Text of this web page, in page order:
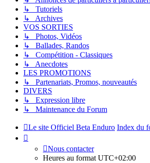
↳ Tutoriels
↳ Archives
VOS SORTIES
↳ Photos, Vidéos
↳ Ballades, Randos
↳ Compétition - Classiques
↳ Anecdotes
LES PROMOTIONS
↳ Partenariats, Promos, nouveautés
DIVERS
↳ Expression libre
↳ Maintenance du Forum
Le site Officiel Beta Enduro Index du
Nous contacter
Heures au format UTC+02:00